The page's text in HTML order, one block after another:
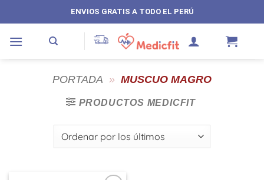
al
contenido
ENVIOS GRATIS A TODO EL PERÚ
PORTADA » MUSCUO MAGRO
PRODUCTOS MEDICFIT